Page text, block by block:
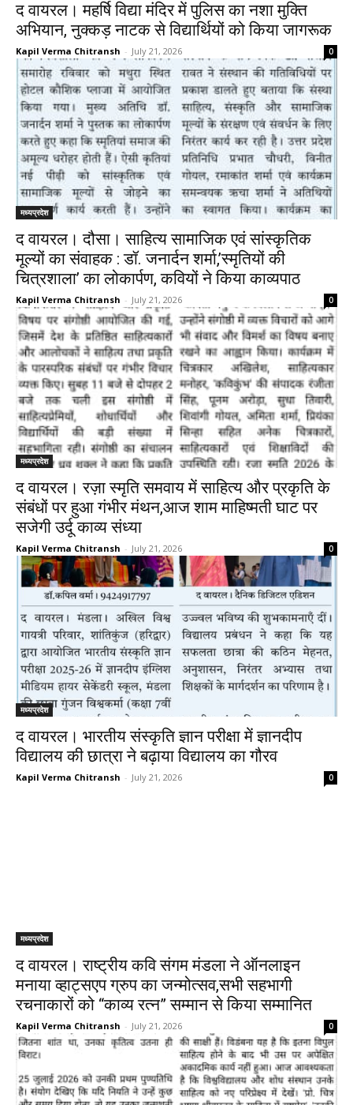
द वायरल। महर्षि विद्या मंदिर में पुलिस का नशा मुक्ति
अभियान, नुक्कड़ नाटक से विद्यार्थियों को किया जागरूक
Kapil Verma Chitransh - July 21, 2026 0
मध्यप्रदेश
द वायरल। दौसा। साहित्य सामाजिक एवं सांस्कृतिक
मूल्यों का संवाहक : डॉ. जनार्दन शर्मा,’स्मृतियों की
चित्रशाला’ का लोकार्पण, कवियों ने किया काव्यपाठ
Kapil Verma Chitransh - July 21, 2026 0
मध्यप्रदेश
द वायरल। रज़ा स्मृति समवाय में साहित्य और प्रकृति के
संबंधों पर हुआ गंभीर मंथन,आज शाम माहिष्मती घाट पर
सजेगी उर्दू काव्य संध्या
Kapil Verma Chitransh - July 21, 2026 0
मध्यप्रदेश
द वायरल। भारतीय संस्कृति ज्ञान परीक्षा में ज्ञानदीप
विद्यालय की छात्रा ने बढ़ाया विद्यालय का गौरव
Kapil Verma Chitransh - July 21, 2026 0
मध्यप्रदेश
द वायरल। राष्ट्रीय कवि संगम मंडला ने ऑनलाइन
मनाया व्हाट्सएप ग्रुप का जन्मोत्सव,सभी सहभागी
रचनाकारों को “काव्य रत्न” सम्मान से किया सम्मानित
Kapil Verma Chitransh - July 21, 2026 0